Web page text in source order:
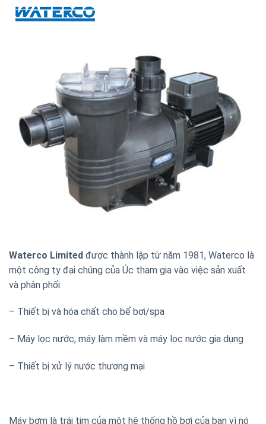
Waterco Limited được thành lập từ năm 1981, Waterco là
một công ty đại chúng của Úc tham gia vào việc sản xuất
và phân phối:
– Thiết bị và hóa chất cho bể bơi/spa
– Máy lọc nước, máy làm mềm và máy lọc nước gia dụng
– Thiết bị xử lý nước thương mại
Máy bơm là trái tim của một hệ thống hồ bơi của bạn vì nó